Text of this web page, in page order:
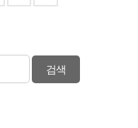
검색